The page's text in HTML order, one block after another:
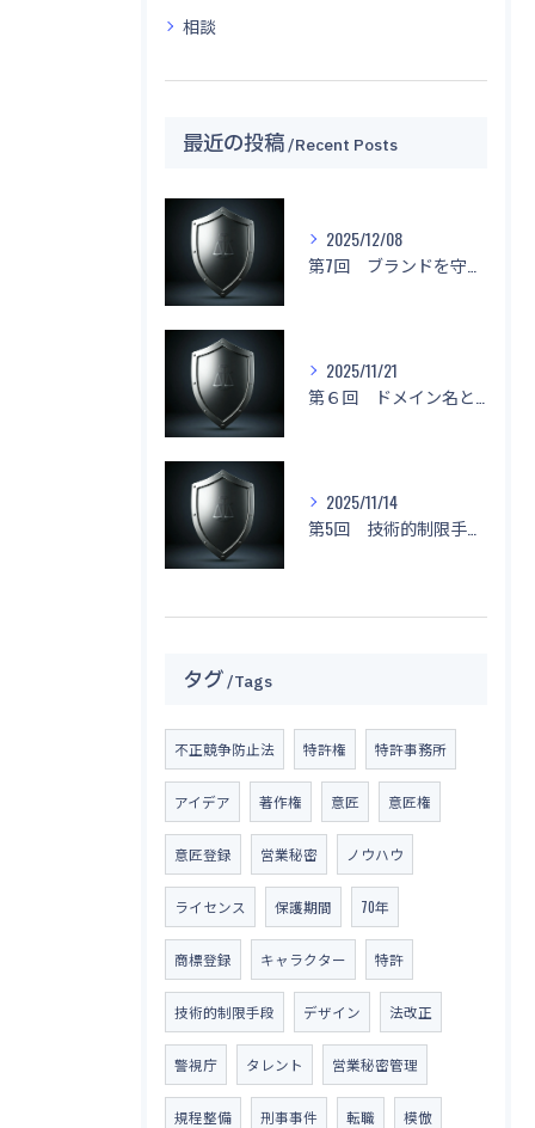
相談
最近の投稿 Recent Posts
2025/12/08
2025/11/21
2025/11/14
タグ Tags
不正競争防止法 特許権 特許事務所
アイデア 著作権 意匠 意匠権
意匠登録 営業秘密 ノウハウ
ライセンス 保護期間 70年
商標登録 キャラクター 特許
技術的制限手段 デザイン 法改正
警視庁 タレント 営業秘密管理
規程整備 刑事事件 転職 模倣